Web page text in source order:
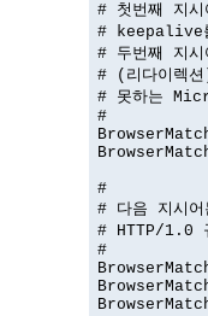
# 첫번째 지
# keepalive
# 두번째 지
# (리다이렉
# 못하는
#
#
# 다음 지시
# HTTP/1.0
#